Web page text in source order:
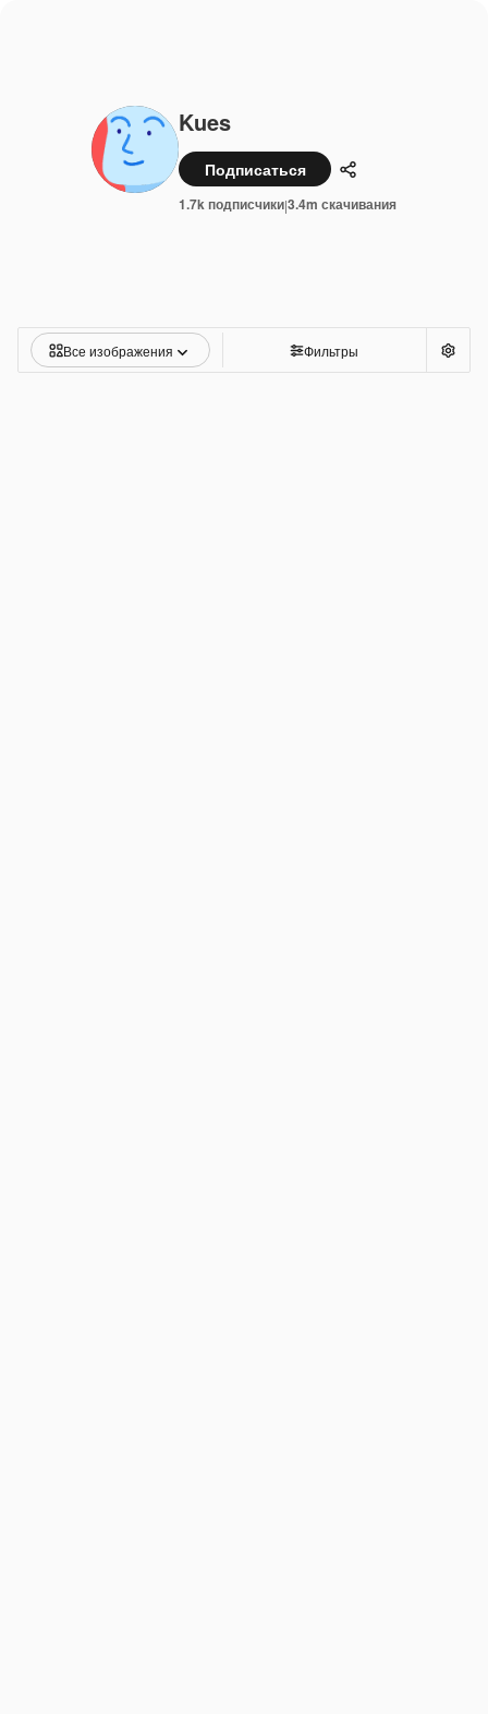
Kues
Подписаться Поделиться
1.7k подписчики|3.4m скачивания
Все изображения Фильтры